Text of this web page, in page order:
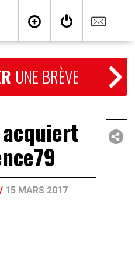
UNE BRÈVE
acquiert
/ 15 MARS 2017